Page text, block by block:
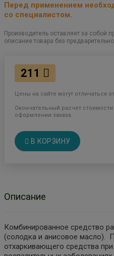
Перед применением
со специалистом.
Производитель оставляет за собой
описание товара без
211
Цены на сайте могут отличаться
Окончательный расчет
оформлении заказа.
В КОРЗИНУ
Описание
Комбинированное средство
(солодка и анисовое масло).
отхаркивающего средства